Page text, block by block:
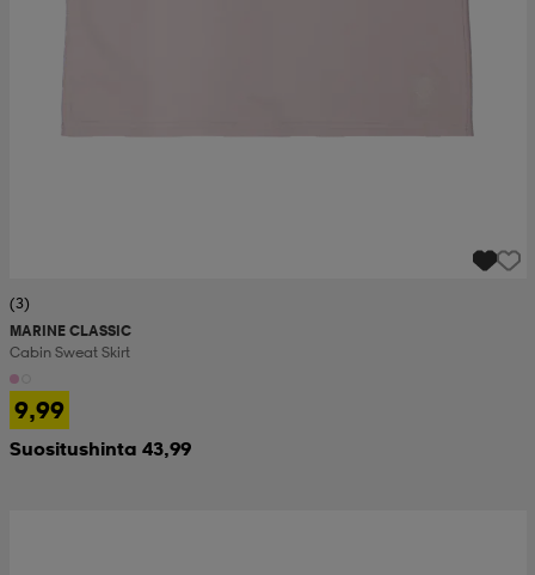
(3)
MARINE CLASSIC
Cabin Sweat Skirt
9,99
Suositushinta 43,99